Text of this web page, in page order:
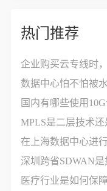
热门推荐
数据中心怕不怕被水
国内有哪些使用
MPLS是二层技术还
在上海数据中心进
深圳跨省SDWAN是
医疗行业是如何保